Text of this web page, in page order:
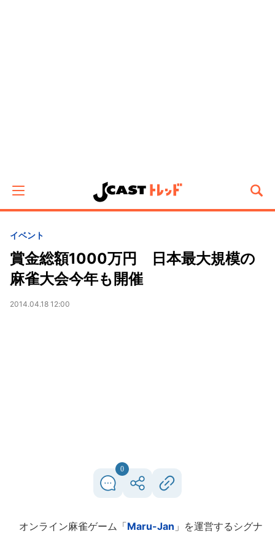
イベント
賞金総額1000万円 日本最大規模の
麻雀大会今年も開催
2014.04.18 12:00
0
オンライン麻雀ゲーム「Maru-Jan 」を運営するシグナ